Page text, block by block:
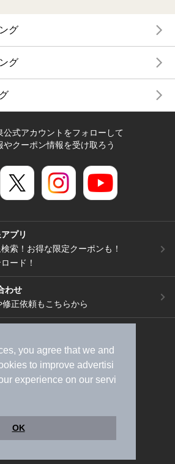
you agree that we and
to improve advertisi
experience on our servi
OK
グ
グ
公式アカウントをフォローして
やクーポン情報を受け取ろう
プリ
索！お得な限定クーポンも！
ード！
わせ
正依頼もこちらから
資料請求）
広告出稿のご案内
イフスタイルMEMBERS+規約
基づく表記
ヘルプ
採用情報